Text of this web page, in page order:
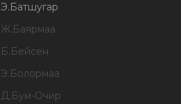
Э.Батшугар
Ж.Баярмаа
Б.Бейсен
Э.Болормаа
Д.Бум-Очир